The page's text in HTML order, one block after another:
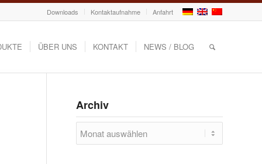
Downloads Kontaktaufnahme Anfahrt
ÜBER UNS KONTAKT NEWS / BLOG
Archiv